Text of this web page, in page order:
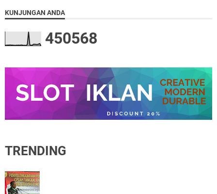
KUNJUNGAN ANDA
450568
TRENDING